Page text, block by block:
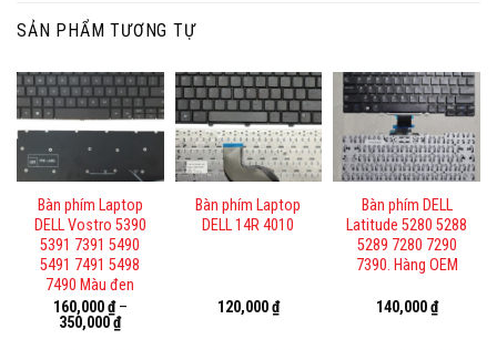
SẢN PHẨM TƯƠNG TỰ
Bàn phím Laptop
DELL Vostro 5390
5391 7391 5490
5491 7491 5498
7490 Màu đen
160,000₫–
350,000₫
Bàn phím Laptop
DELL 14R 4010
120,000₫
Bàn phím DELL
Latitude 5280 5288
5289 7280 7290
7390. Hàng OEM
140,000₫